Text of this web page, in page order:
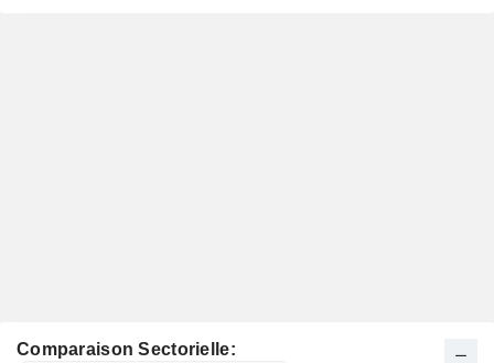
Comparaison Sectorielle: